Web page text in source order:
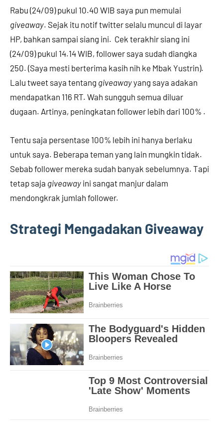
Rabu (24/09) pukul 10.40 WIB saya pun memulai
giveaway. Sejak itu notif twitter selalu muncul di layar
HP, bahkan sampai siang ini. Cek terakhir siang ini
(24/09) pukul 14.14 WIB, follower saya sudah diangka
250. (Saya mesti berterima kasih nih ke Mbak Yustrin).
Lalu tweet saya tentang giveawayyang saya adakan
mendapatkan 116 RT. Wah sungguh semua diluar
dugaan. Artinya, peningkatan follower lebih dari 100% .
Tentu saja persentase 100% lebih ini hanya berlaku
untuk saya. Beberapa teman yang lain mungkin tidak.
Sebab follower mereka sudah banyak sebelumnya. Tapi
tetap saja giveaway ini sangat manjur dalam
mendongkrak jumlah follower.
Strategi Mengadakan Giveaway